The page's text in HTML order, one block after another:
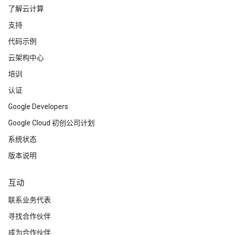
了解云计算
支持
代码示例
云架构中心
培训
认证
Google Developers
Google Cloud 初创公司计划
系统状态
版本说明
互动
联系业务代表
寻找合作伙伴
成为合作伙伴